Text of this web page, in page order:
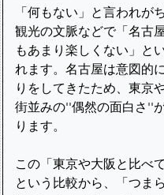
「何もない」と言われがち
観光の文脈などで「名古
もあまり楽しくない」と
れます。名古屋は意図的
りをしてきたため、東京
街並みの“偶然の面白さ”
ります。
この「東京や大阪と比べ
という比較から、「つま